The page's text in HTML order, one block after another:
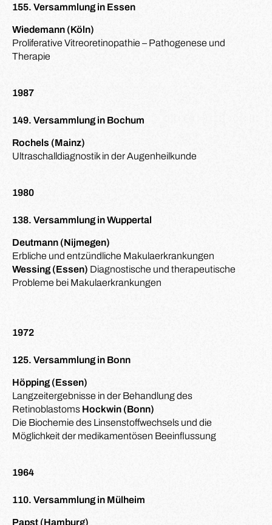
155. Versammlung in Essen
Wiedemann (Köln)
Proliferative Vitreoretinopathie – Pathogenese und
Therapie
1987
149. Versammlung in Bochum
Rochels (Mainz)
Ultraschalldiagnostik in der Augenheilkunde
1980
138. Versammlung in Wuppertal
Deutmann (Nijmegen)
Erbliche und entzündliche Makulaerkrankungen
Wessing (Essen) Diagnostische und therapeutische
Probleme bei Makulaerkrankungen
1972
125. Versammlung in Bonn
Höpping (Essen)
Langzeitergebnisse in der Behandlung des
Retinoblastoms Hockwin (Bonn)
Die Biochemie des Linsenstoffwechsels und die
Möglichkeit der medikamentösen Beeinflussung
1964
110. Versammlung in Mülheim
Papst (Hamburg)